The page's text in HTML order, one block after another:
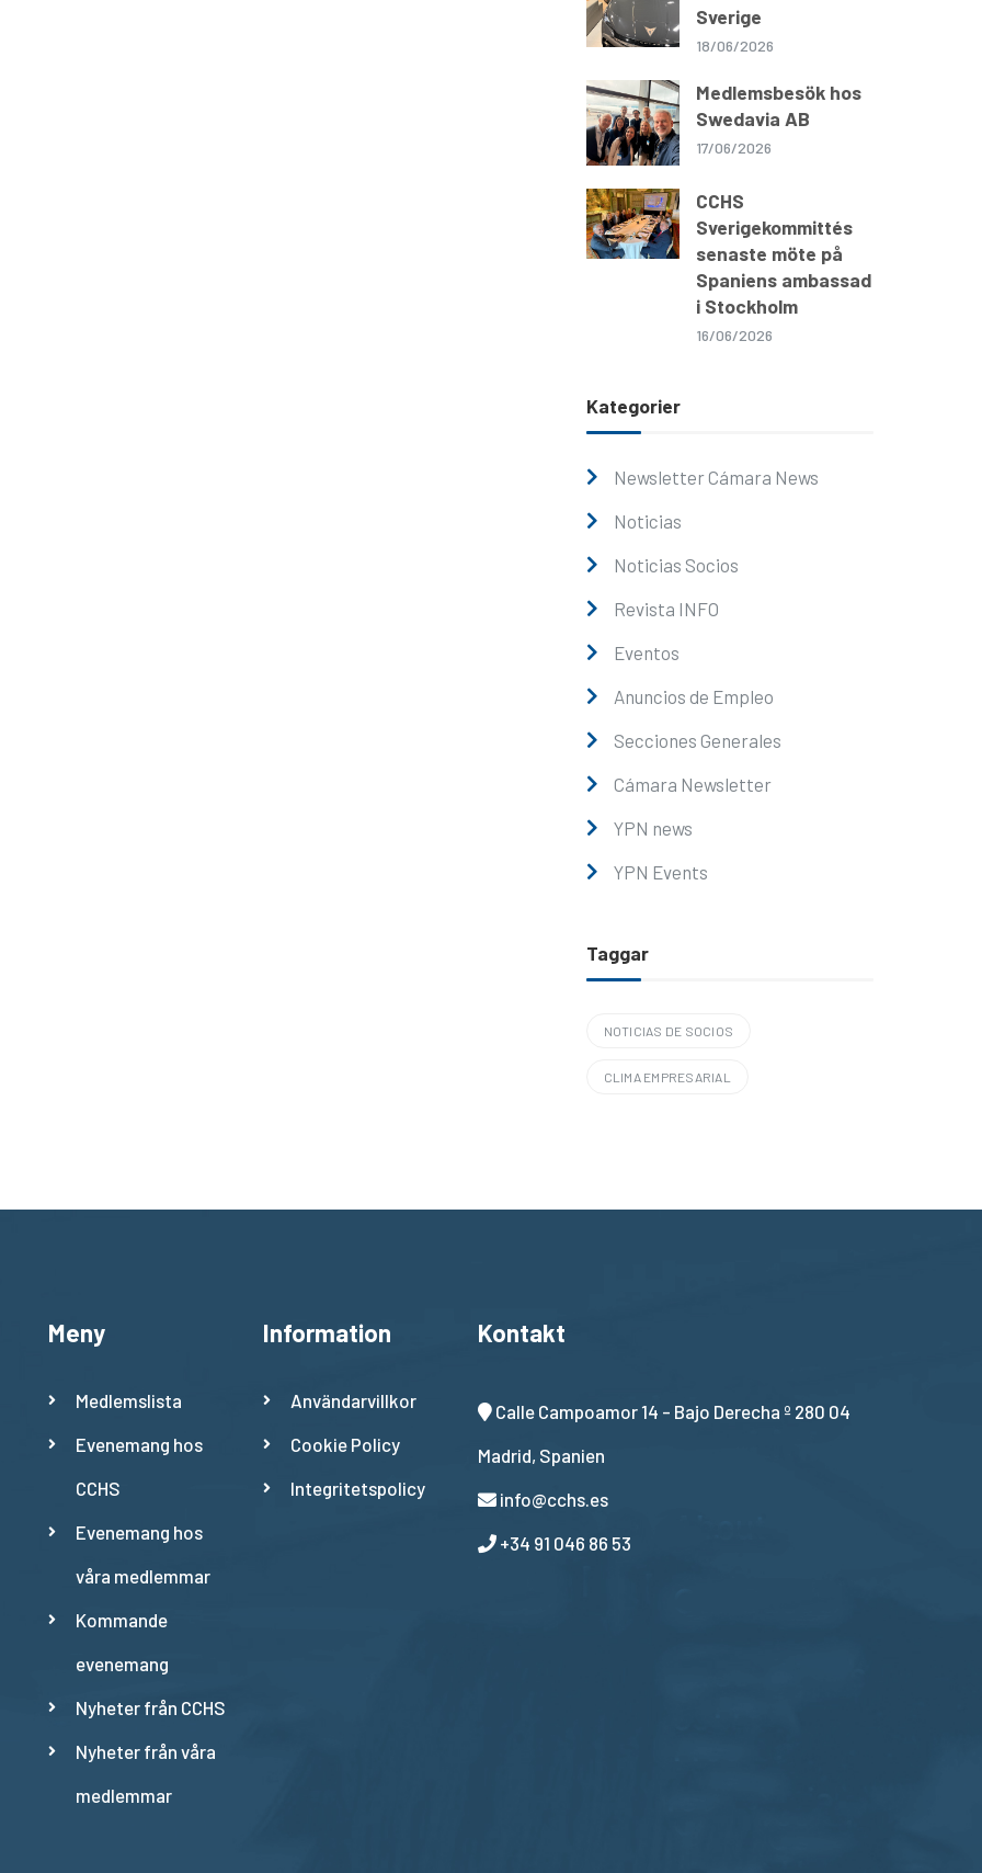
Sverige
18/06/2026
Medlemsbesök hos
Swedavia AB
17/06/2026
CCHS
Sverigekommittés
senaste möte på
Spaniens ambassad
i Stockholm
16/06/2026
Kategorier
Newsletter Cámara News
Noticias
Noticias Socios
Revista INFO
Eventos
Anuncios de Empleo
Secciones Generales
Cámara Newsletter
YPN news
YPN Events
Taggar
NOTICIAS DE SOCIOS
CLIMA EMPRESARIAL
Meny
Medlemslista
Evenemang hos
CCHS
Evenemang hos
våra medlemmar
Kommande
evenemang
Nyheter från CCHS
Nyheter från våra
medlemmar
Information
Användarvillkor
Cookie Policy
Integritetspolicy
Kontakt
Calle Campoamor 14 - Bajo Derecha º 280 04
Madrid, Spanien
info@cchs.es
+34 91 046 86 53